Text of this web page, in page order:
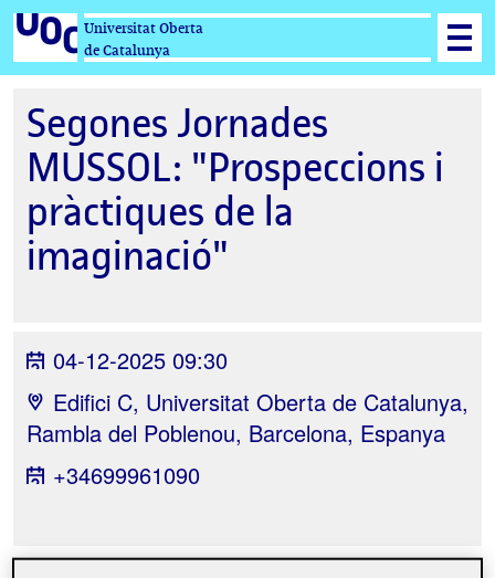
Universitat Oberta
de Catalunya
Segones Jornades
MUSSOL: "Prospeccions i
pràctiques de la
imaginació"
04-12-2025 09:30
Edifici C, Universitat Oberta de Catalunya,
Rambla del Poblenou, Barcelona, Espanya
+34699961090